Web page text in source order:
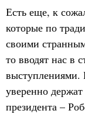
Есть еще, к
которые по
своими
то вводят нас в
выступлениями.
уверенно
президента –